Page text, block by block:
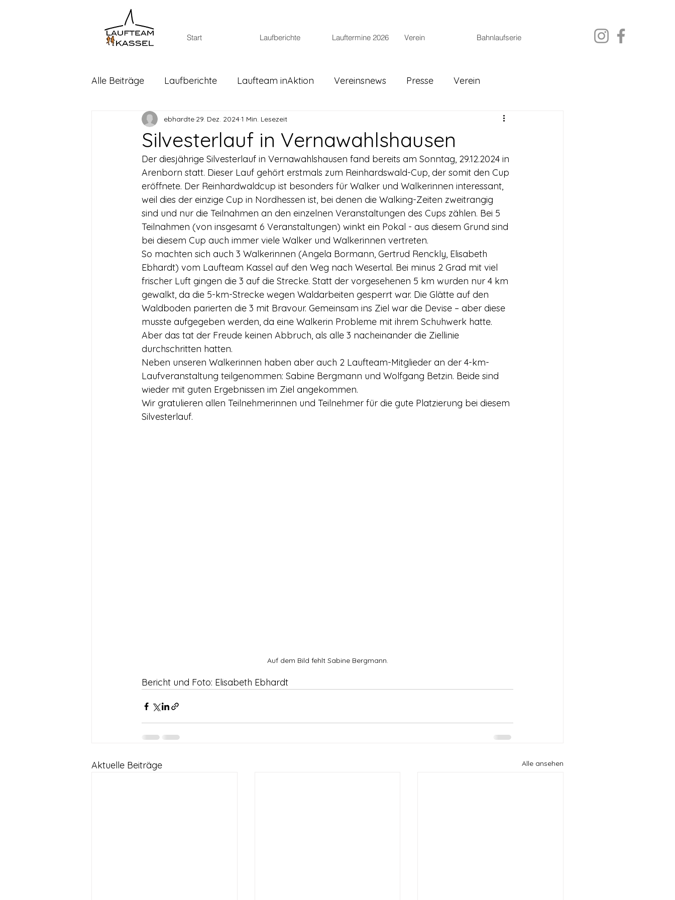
Start Laufberichte Lauftermine 2026 Verein Bahnlaufserie
Alle Beiträge Laufberichte Laufteam inAktion Vereinsnews Presse Verein
Silvesterlauf in Vernawahlshausen
ebhardte 29. Dez. 20241 Min. Lesezeit
Der diesjährige Silvesterlauf in Vernawahlshausen fand bereits am Sonntag, 29.12.2024 in
Arenborn statt. Dieser Lauf gehört erstmals zum Reinhardswald-Cup, der somit den Cup
eröffnete. Der Reinhardwaldcup ist besonders für Walker und Walkerinnen interessant,
weil dies der einzige Cup in Nordhessen ist, bei denen die Walking-Zeiten zweitrangig
sind und nur die Teilnahmen an den einzelnen Veranstaltungen des Cups zählen. Bei 5
Teilnahmen (von insgesamt 6 Veranstaltungen) winkt ein Pokal - aus diesem Grund sind
bei diesem Cup auch immer viele Walker und Walkerinnen vertreten.
So machten sich auch 3 Walkerinnen (Angela Bormann, Gertrud Renckly, Elisabeth
Ebhardt) vom Laufteam Kassel auf den Weg nach Wesertal. Bei minus 2 Grad mit viel
frischer Luft gingen die 3 auf die Strecke. Statt der vorgesehenen 5 km wurden nur 4 km
gewalkt, da die 5-km-Strecke wegen Waldarbeiten gesperrt war. Die Glätte auf den
Waldboden parierten die 3 mit Bravour. Gemeinsam ins Ziel war die Devise – aber diese
musste aufgegeben werden, da eine Walkerin Probleme mit ihrem Schuhwerk hatte.
Aber das tat der Freude keinen Abbruch, als alle 3 nacheinander die Ziellinie
durchschritten hatten.
Neben unseren Walkerinnen haben aber auch 2 Laufteam-Mitglieder an der 4-km-
Laufveranstaltung teilgenommen: Sabine Bergmann und Wolfgang Betzin. Beide sind
wieder mit guten Ergebnissen im Ziel angekommen.
Wir gratulieren allen Teilnehmerinnen und Teilnehmer für die gute Platzierung bei diesem
Silvesterlauf.
Auf dem Bild fehlt Sabine Bergmann.
Bericht und Foto: Elisabeth Ebhardt
Aktuelle Beiträge Alle ansehen